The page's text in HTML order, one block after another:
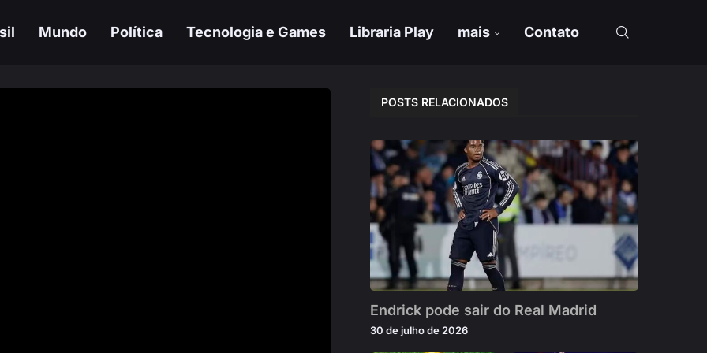
Mundo Política Tecnologia e Games Libraria Play mais Contato
POSTS RELACIONADOS
Endrick pode sair do Real Madrid
30 de julho de 2026